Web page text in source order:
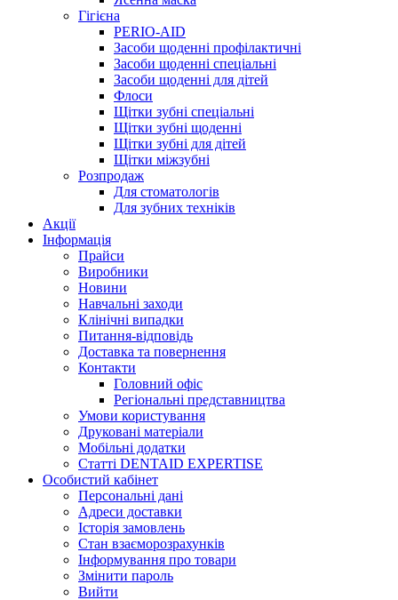
Гігієна
PERIO-AID
Засоби щоденні профілактичні
Засоби щоденні спеціальні
Засоби щоденні для дітей
Флоси
Щітки зубні спеціальні
Щітки зубні щоденні
Щітки зубні для дітей
Щітки міжзубні
Розпродаж
Для стоматологів
Для зубних техніків
Акції
Інформація
Прайси
Виробники
Новини
Навчальні заходи
Клінічні випадки
Питання-відповідь
Доставка та повернення
Контакти
Головний офіс
Регіональні представництва
Умови користування
Друковані матеріали
Мобільні додатки
Статті DENTAID EXPERTISE
Особистий кабінет
Персональні дані
Адреси доставки
Історія замовлень
Стан взаєморозрахунків
Інформування про товари
Змінити пароль
Вийти